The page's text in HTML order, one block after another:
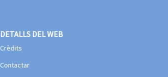
DETALLS DEL WEB
Crèdits
Contactar